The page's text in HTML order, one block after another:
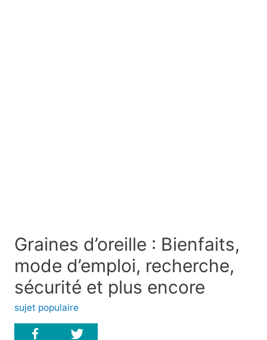
Graines d’oreille : Bienfaits,
mode d’emploi, recherche,
sécurité et plus encore
sujet populaire